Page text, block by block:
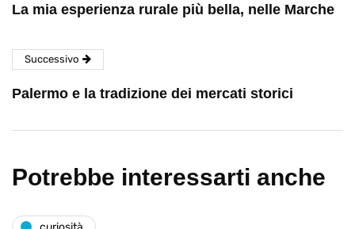
La mia esperienza rurale più bella, nelle Marche
Successivo
Palermo e la tradizione dei mercati storici
Potrebbe interessarti anche